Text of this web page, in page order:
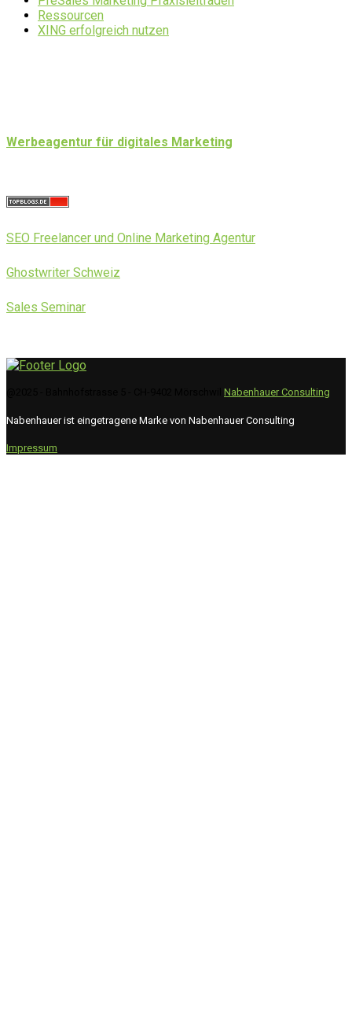
Ressourcen
XING erfolgreich nutzen
Werbeagentur für digitales Marketing
SEO Freelancer und Online Marketing Agentur
Ghostwriter Schweiz
Sales Seminar
Nabenhauer Consulting
Nabenhauer ist eingetragene Marke von Nabenhauer Consulting
Impressum